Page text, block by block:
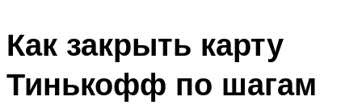
Как закрыть карту
Тинькофф по шагам